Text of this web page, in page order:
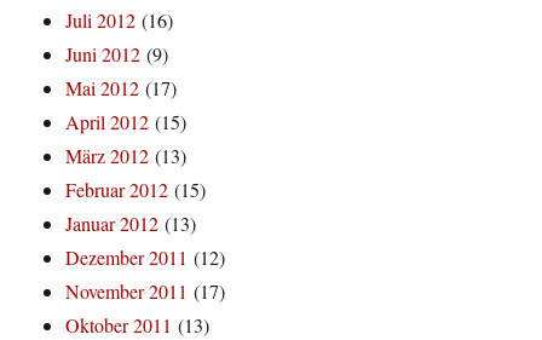
Juli 2012 (16)
Juni 2012 (9)
Mai 2012 (17)
April 2012 (15)
März 2012 (13)
Februar 2012 (15)
Januar 2012 (13)
Dezember 2011 (12)
November 2011 (17)
Oktober 2011 (13)